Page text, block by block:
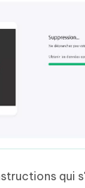
qui